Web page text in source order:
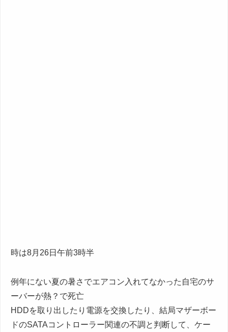
時は8月26日午前3時半
例年にない夏の暑さでエアコン入れてなかった自宅のサ
ーバーが熱？で死亡
HDDを取り出したり電源を交換したり、結局マザーボー
ドのSATAコントローラー関連の不調と判断して、ケー